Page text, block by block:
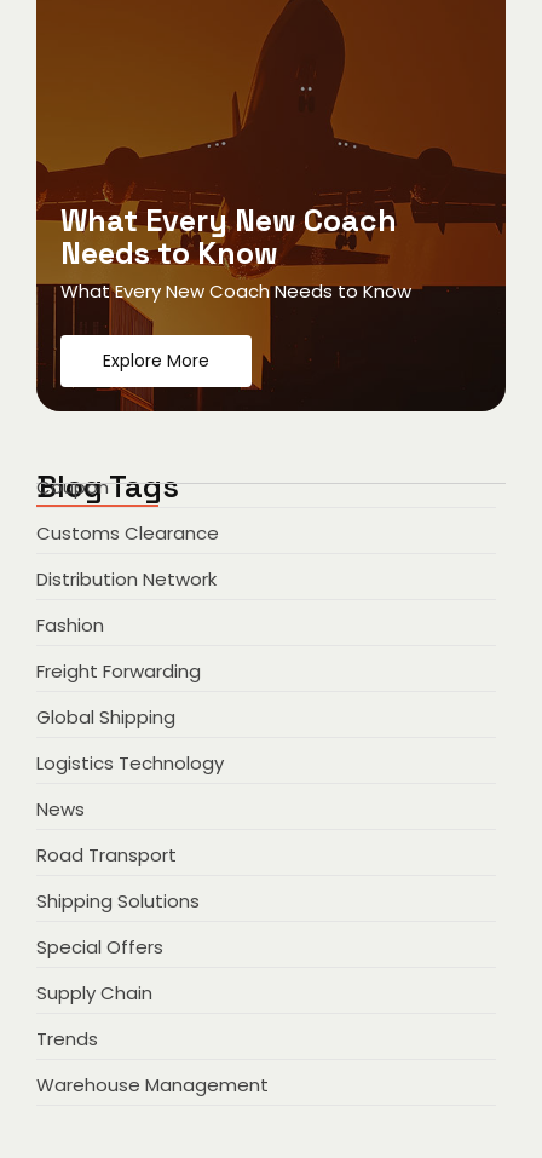
What Every New Coach
Needs to Know
What Every New Coach Needs to Know
Explore More
Blog Tags
Coupon
Customs Clearance
Distribution Network
Fashion
Freight Forwarding
Global Shipping
Logistics Technology
News
Road Transport
Shipping Solutions
Special Offers
Supply Chain
Trends
Warehouse Management